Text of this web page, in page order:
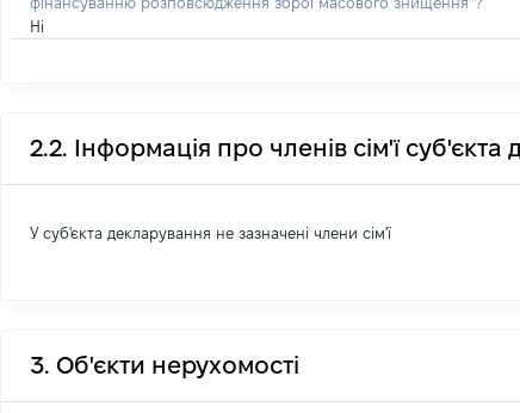
Ні
2.2. Інформація про членів сім'ї суб'єкта
У суб'єкта декларування не зазначені члени сім'ї
3. Об'єкти нерухомості